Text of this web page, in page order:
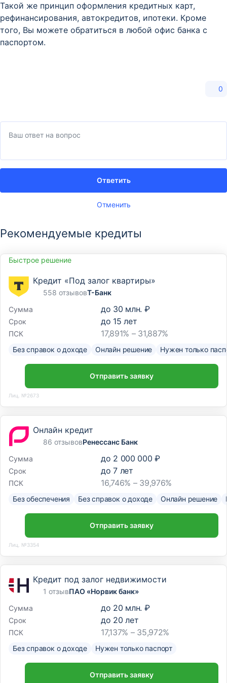
Такой же принцип оформления кредитных карт,
рефинансирования, автокредитов, ипотеки. Кроме
того, Вы можете обратиться в любой офис банка с
паспортом.
0
Отменить
Ответить
Рекомендуемые кредиты
Быстрое решение
Кредит «Под залог квартиры»
558 отзывовТ-Банк
Сумма
до 30 млн. ₽
Срок до 15 лет
ПСК 17,891% – 31,887%
Без справок о доходе Онлайн решение Нужен только
Отправить заявку
Лиц. №2673
Онлайн кредит
86 отзывовРенессанс Банк
Сумма
до 2 000 000 ₽
Срок до7лет
ПСК 16,746% – 39,976%
Без обеспечения Без справок о доходе Онлайн решение
Отправить заявку
Лиц. №3354
Кредит под залог недвижимости
1 отзывПАО «Норвик банк»
Сумма
до 20 млн. ₽
Срок до 20 лет
ПСК 17,137% – 35,972%
Без справок о доходе Нужен только паспорт
Отправить заявку